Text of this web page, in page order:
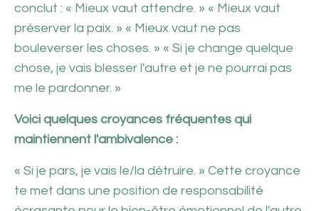
conclut : « Mieux vaut attendre. » « Mieux vaut
préserver la paix. » « Mieux vaut ne pas
bouleverser les choses. » « Si je change quelque
chose, je vais blesser l'autre et je ne pourrai pas
me le pardonner. »
Voici quelques croyances fréquentes qui
maintiennent l'ambivalence :
« Si je pars, je vais le/la détruire. » Cette croyance
te met dans une position de responsabilité